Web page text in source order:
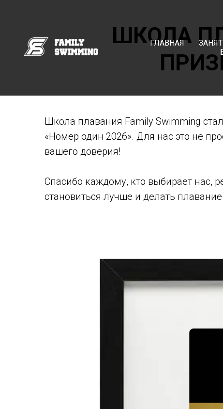
ГЛАВНАЯ
ШКОЛА
Школа плавания Family Swimming
«Номер один 2026». Для нас это не
вашего доверия!
Спасибо каждому, кто выбирает нас,
становиться лучше и делать